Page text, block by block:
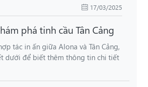
17/03/2025
phá tinh cầu Tân Cảng
tác in ấn giữa Alona và Tân Cảng,
dưới để biết thêm thông tin chi tiết